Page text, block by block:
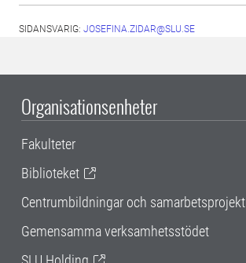
SIDANSVARIG: JOSEFINA.ZIDAR@SLU.SE
Organisationsenheter
Fakulteter
Biblioteket
Centrumbildningar och samarbetsprojekt
Gemensamma verksamhetsstödet